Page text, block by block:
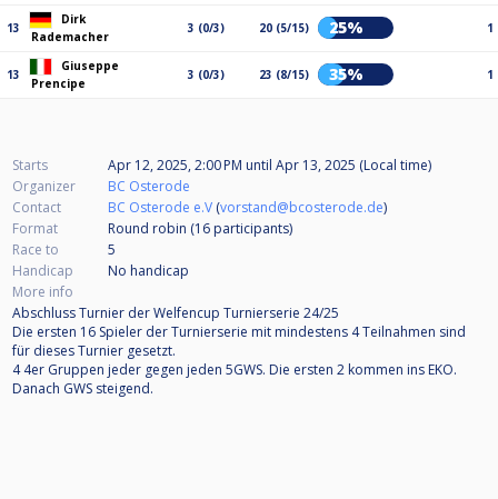
13
Dirk
Rademacher
3 (0/3) 20 (5/15) 25% 1
13
Giuseppe
Prencipe
3 (0/3) 23 (8/15) 35% 1
Starts Apr 12, 2025, 2:00 PM until Apr 13, 2025 (Local time)
Organizer
BC Osterode
Contact
BC Osterode e.V (vorstand@bcosterode.de)
Format
Round robin (16 participants)
Race to
5
Handicap
No handicap
More info
Abschluss Turnier der Welfencup Turnierserie 24/25
Die ersten 16 Spieler der Turnierserie mit mindestens 4 Teilnahmen sind
für dieses Turnier gesetzt.
4 4er Gruppen jeder gegen jeden 5GWS. Die ersten 2 kommen ins EKO.
Danach GWS steigend.